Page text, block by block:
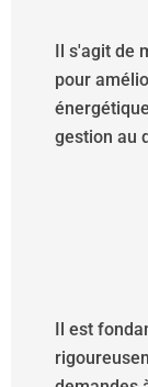
Il s'agit de
pour
gestion au
Il est